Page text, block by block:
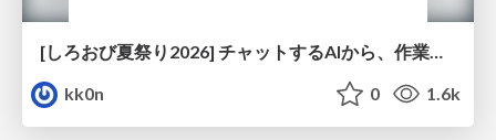
[しろおび夏祭り2026] チャットするAIから、作業するAIへ - 使われ方の変化と、その裏側で起きていること
kk0n
0 1.6k